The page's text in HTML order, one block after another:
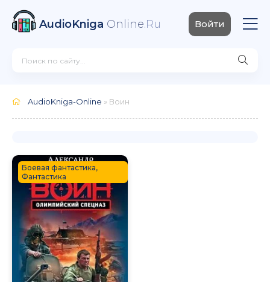
AudioKniga Online.Ru Войти
AudioKniga-Online » Воин
Боевая фантастика,
Фантастика